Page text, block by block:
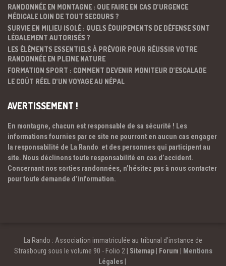
RANDONNÉE EN MONTAGNE : QUE FAIRE EN CAS D’URGENCE
MÉDICALE LOIN DE TOUT SECOURS ?
SURVIE EN MILIEU ISOLÉ : QUELS ÉQUIPEMENTS DE DÉFENSE SONT
LÉGALEMENT AUTORISÉS ?
LES ÉLÉMENTS ESSENTIELS À PRÉVOIR POUR RÉUSSIR VOTRE
RANDONNÉE EN PLEINE NATURE
FORMATION SPORT : COMMENT DEVENIR MONITEUR D’ESCALADE
LE COÛT RÉEL D’UN VOYAGE AU NÉPAL
AVERTISSEMENT !
En montagne, chacun est responsable de sa sécurité ! Les
informations fournies par ce site ne pourront en aucun cas engager
la responsabilité de La Rando et des personnes qui participent au
site. Nous déclinons toute responsabilité en cas d’accident.
Concernant nos sorties randonnées, n’hésitez pas à nous contacter
pour toute demande d’information.
La Rando : Association immatriculée au tribunal d’instance de
Strasbourg sous le volume 90 - Folio 2 | Sitemap| Forum
Mentions
Légales